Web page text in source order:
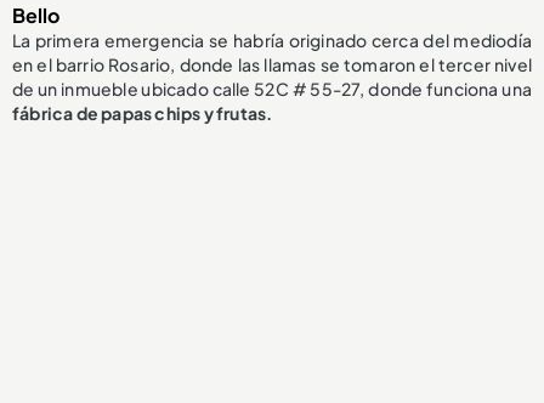
Bello
La primera emergencia se habría originado cerca del mediodía
en el barrio Rosario, donde las llamas se tomaron el tercer nivel
de un inmueble ubicado calle 52C # 55-27, donde funciona una
fábrica de papas chips y frutas.